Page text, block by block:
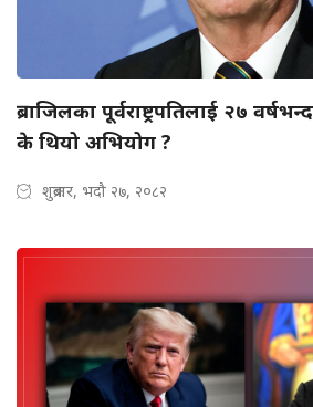
ब्राजिलका पूर्वराष्ट्रपतिलाई २७
के थियो अभियोग ?
शुक्रबार, भदौ २७, २०८२